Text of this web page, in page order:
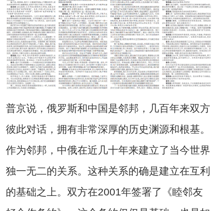
普京说，俄罗斯和中国是邻邦，几百年来双方
彼此对话，拥有非常深厚的历史渊源和根基。
作为邻邦，中俄在近几十年来建立了当今世界
独一无二的关系。这种关系的确是建立在互利
的基础之上。双方在2001年签署了《睦邻友